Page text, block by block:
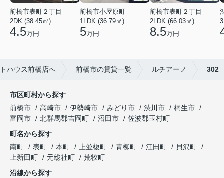
前橋市表町２丁目
2DK (38.45㎡)
4.5万円
前橋市小屋原町
1LDK (36.79㎡)
5万円
前橋市表町２丁目
2LDK (66.03㎡)
8.5万円
ハウス前橋店へ 前橋市の賃貸一覧 ルチアーノ 302
市区町村から探す
前橋市
高崎市 伊勢崎市 みどり市 渋川市
桐生市
富岡市
北群馬郡吉岡町 沼田市
佐波郡玉村町
町名から探す
南町
表町 本町 上並榎町 青柳町 江田町
貝沢町
上新田町
元総社町
荒牧町
沿線から探す